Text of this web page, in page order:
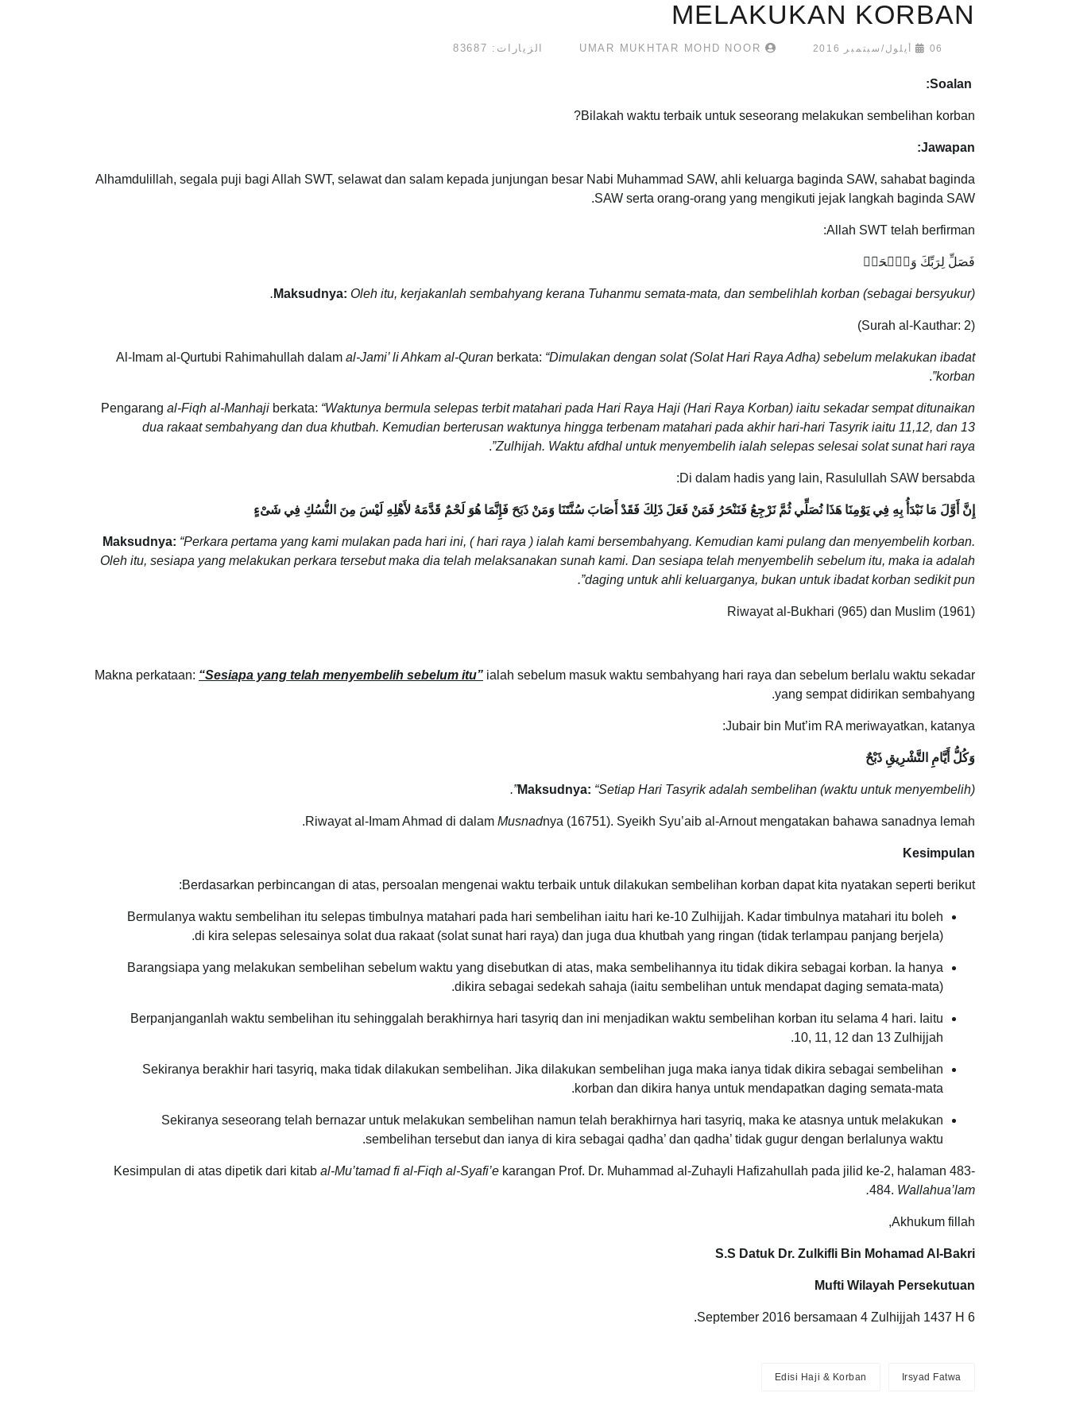
MELAKUKAN KORBAN
06 أيلول/سبتمبر 2016 الزيارات: 83687
Soalan:
Bilakah waktu terbaik untuk seseorang melakukan sembelihan korban?
Jawapan:
Alhamdulillah, segala puji bagi Allah SWT, selawat dan salam kepada junjungan besar Nabi Muhammad SAW, ahli keluarga baginda SAW, sahabat baginda
SAW serta orang-orang yang mengikuti jejak langkah baginda SAW.
Allah SWT telah berfirman:
فَصَلِّ لِرَبِّكَ وَٱنۡحَرۡ
Maksudnya: Oleh itu, kerjakanlah sembahyang kerana Tuhanmu semata-mata, dan sembelihlah korban (sebagai bersyukur).
(Surah al-Kauthar: 2)
Al-Imam al-Qurtubi Rahimahullah dalam al-Jami’ li Ahkam al-Quran berkata: “Dimulakan dengan solat (Solat Hari Raya Adha) sebelum melakukan ibadat
korban”
.
Pengarang al-Fiqh al-Manhaji berkata: “Waktunya bermula selepas terbit matahari pada Hari Raya Haji (Hari Raya Korban) iaitu sekadar sempat ditunaikan
dua rakaat sembahyang dan dua khutbah. Kemudian berterusan waktunya hingga terbenam matahari pada akhir hari-hari Tasyrik iaitu 11,12, dan 13
Zulhijah. Waktu afdhal untuk menyembelih ialah selepas selesai solat sunat hari raya”
.
Di dalam hadis yang lain, Rasulullah SAW bersabda:
إِنَّ أَوَّلَ مَا نَبْدَأُ بِهِ فِي يَوْمِنَا هَذَا نُصَلِّي ثُمَّ نَرْجِعُ فَنَنْحَرُ فَمَنْ فَعَلَ ذَلِكَ فَقَدْ أَصَابَ سُنَّتَنَا وَمَنْ ذَبَحَ فَإِنَّمَا هُوَ لَحْمٌ قَدَّمَهُ لأَهْلِهِ لَيْسَ مِنَ النُّسُكِ فِي شَىْءٍ
Maksudnya: “Perkara pertama yang kami mulakan pada hari ini, ( hari raya ) ialah kami bersembahyang. Kemudian kami pulang dan menyembelih korban.
Oleh itu, sesiapa yang melakukan perkara tersebut maka dia telah melaksanakan sunah kami. Dan sesiapa telah menyembelih sebelum itu, maka ia adalah
daging untuk ahli keluarganya, bukan untuk ibadat korban sedikit pun”.
Riwayat al-Bukhari (965) dan Muslim (1961)
Makna perkataan: “Sesiapa yang telah menyembelih sebelum itu” ialah sebelum masuk waktu sembahyang hari raya dan sebelum berlalu waktu sekadar
yang sempat didirikan sembahyang.
Jubair bin Mut’im RA meriwayatkan, katanya:
وَكُلُّ أَيَّامِ التَّشْرِيقِ ذَبْحٌ
Maksudnya: “Setiap Hari Tasyrik adalah sembelihan (waktu untuk menyembelih)”.
Riwayat al-Imam Ahmad di dalam Musnadnya (16751). Syeikh Syu’aib al-Arnout mengatakan bahawa sanadnya lemah.
Kesimpulan
Berdasarkan perbincangan di atas, persoalan mengenai waktu terbaik untuk dilakukan sembelihan korban dapat kita nyatakan seperti berikut:
Bermulanya waktu sembelihan itu selepas timbulnya matahari pada hari sembelihan iaitu hari ke-10 Zulhijjah. Kadar timbulnya matahari itu boleh
di kira selepas selesainya solat dua rakaat (solat sunat hari raya) dan juga dua khutbah yang ringan (tidak terlampau panjang berjela).
Barangsiapa yang melakukan sembelihan sebelum waktu yang disebutkan di atas, maka sembelihannya itu tidak dikira sebagai korban. Ia hanya
dikira sebagai sedekah sahaja (iaitu sembelihan untuk mendapat daging semata-mata).
Berpanjanganlah waktu sembelihan itu sehinggalah berakhirnya hari tasyriq dan ini menjadikan waktu sembelihan korban itu selama 4 hari. Iaitu
10, 11, 12 dan 13 Zulhijjah.
Sekiranya berakhir hari tasyriq, maka tidak dilakukan sembelihan. Jika dilakukan sembelihan juga maka ianya tidak dikira sebagai sembelihan
korban dan dikira hanya untuk mendapatkan daging semata-mata.
Sekiranya seseorang telah bernazar untuk melakukan sembelihan namun telah berakhirnya hari tasyriq, maka ke atasnya untuk melakukan
sembelihan tersebut dan ianya di kira sebagai qadha’ dan qadha’ tidak gugur dengan berlalunya waktu.
Kesimpulan di atas dipetik dari kitab al-Mu’tamad fi al-Fiqh al-Syafi’e karangan Prof. Dr. Muhammad al-Zuhayli Hafizahullah pada jilid ke-2, halaman 483-
484. Wallahua’lam.
Akhukum fillah,
S.S Datuk Dr. Zulkifli Bin Mohamad Al-Bakri
Mufti Wilayah Persekutuan
6 September 2016 bersamaan 4 Zulhijjah 1437 H.
Irsyad Fatwa
Edisi Haji & Korban